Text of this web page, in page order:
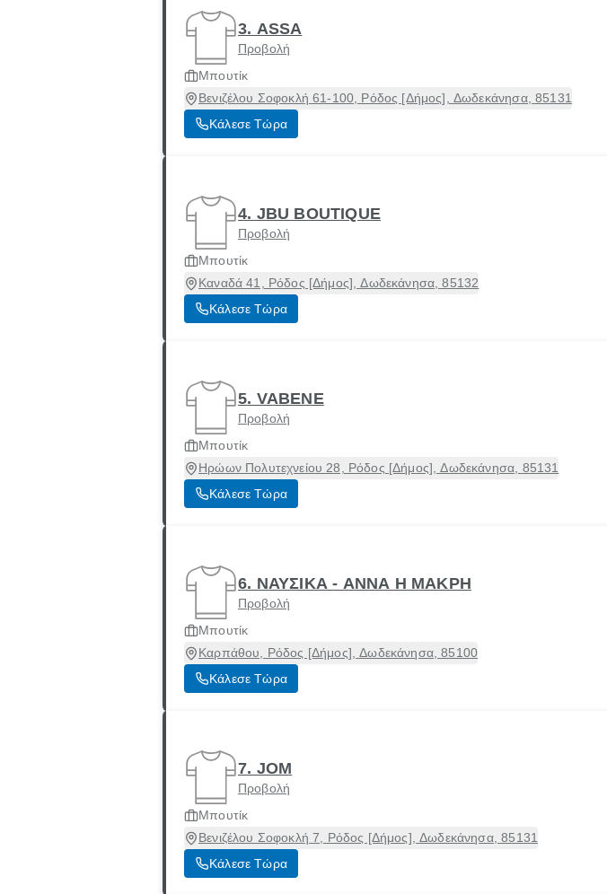
3. ASSA
Προβολή
Μπουτίκ
Βενιζέλου Σοφοκλή 61-100, Ρόδος [Δήμος], Δωδεκάνησα, 85131
Κάλεσε Τώρα
4. JBU BOUTIQUE
Προβολή
Μπουτίκ
Καναδά 41, Ρόδος [Δήμος], Δωδεκάνησα, 85132
Κάλεσε Τώρα
5. VABENE
Προβολή
Μπουτίκ
Ηρώων Πολυτεχνείου 28, Ρόδος [Δήμος], Δωδεκάνησα, 85131
Κάλεσε Τώρα
6. ΝΑΥΣΙΚΑ - ΑΝΝΑ Η ΜΑΚΡΗ
Προβολή
Μπουτίκ
Καρπάθου, Ρόδος [Δήμος], Δωδεκάνησα, 85100
Κάλεσε Τώρα
7. JOM
Προβολή
Μπουτίκ
Βενιζέλου Σοφοκλή 7, Ρόδος [Δήμος], Δωδεκάνησα, 85131
Κάλεσε Τώρα